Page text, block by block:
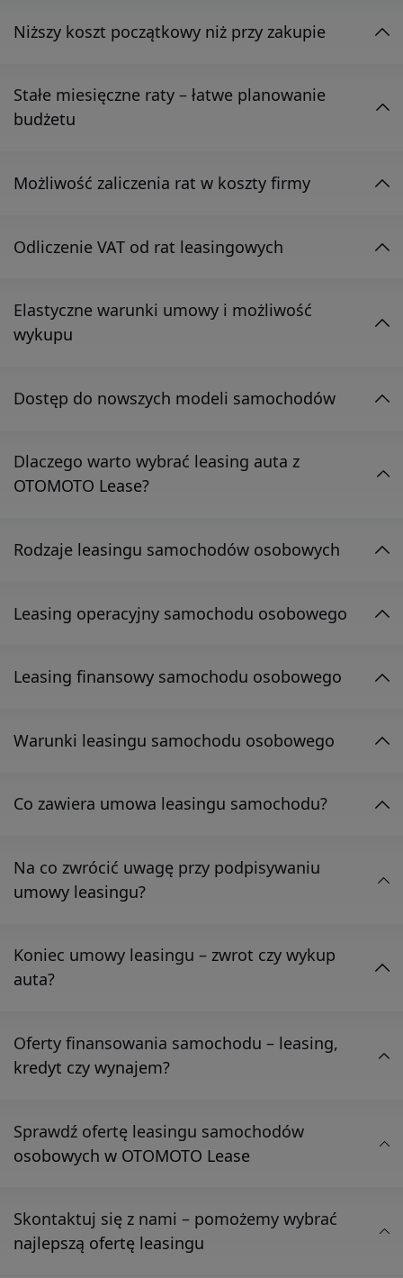
Niższy koszt początkowy niż przy zakupie
Stałe miesięczne raty – łatwe planowanie
budżetu
Możliwość zaliczenia rat w koszty firmy
Odliczenie VAT od rat leasingowych
Elastyczne warunki umowy i możliwość
wykupu
Dostęp do nowszych modeli samochodów
Dlaczego warto wybrać leasing auta z
OTOMOTO Lease?
Rodzaje leasingu samochodów osobowych
Leasing operacyjny samochodu osobowego
Leasing finansowy samochodu osobowego
Warunki leasingu samochodu osobowego
Co zawiera umowa leasingu samochodu?
Na co zwrócić uwagę przy podpisywaniu
umowy leasingu?
Koniec umowy leasingu – zwrot czy wykup
auta?
Oferty finansowania samochodu – leasing,
kredyt czy wynajem?
Sprawdź ofertę leasingu samochodów
osobowych w OTOMOTO Lease
Skontaktuj się z nami – pomożemy wybrać
najlepszą ofertę leasingu